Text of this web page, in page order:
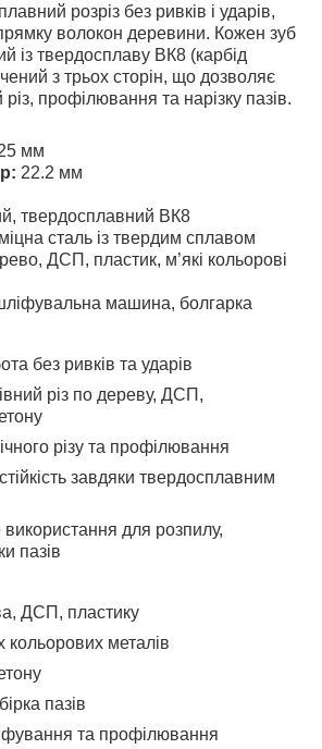
розріз без ривків і ударів,
волокон деревини. Кожен зуб
із твердосплаву ВК8 (карбід
з трьох сторін, що дозволяє
профілювання та нарізку пазів.
мм
22.2 мм
твердосплавний ВК8
сталь із твердим сплавом
ДСП, пластик, м’які кольорові
машина, болгарка
без ривків та ударів
різ по дереву, ДСП,
різу та профілювання
завдяки твердосплавним
використання для розпилу,
пазів
ДСП, пластику
кольорових металів
пазів
та профілювання